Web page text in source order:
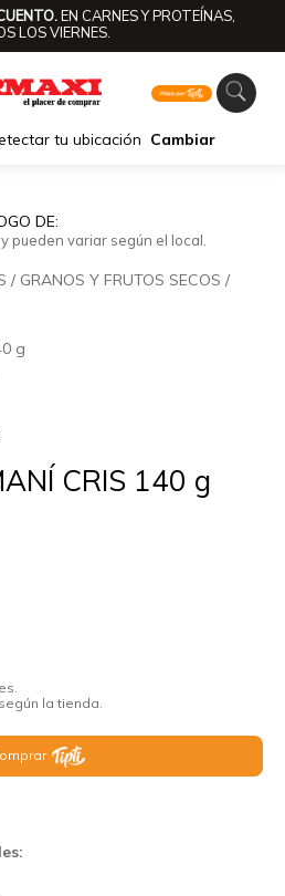
EN CARNES Y PROTEÍNAS,
LOS VIERNES.
tu ubicación Cambiar
DE:
pueden variar según el local.
/ GRANOS Y FRUTOS SECOS /
CRIS 140 g
la tienda.